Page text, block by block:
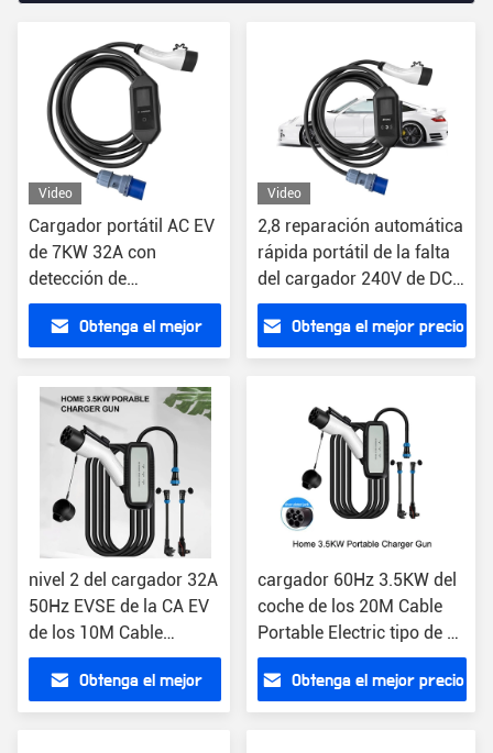
Video
Cargador portátil AC EV
de 7KW 32A con
detección de
temperatura y pantalla
de 2,8 pulgadas
Obtenga el mejor
Video
2,8 reparación automática
rápida portátil de la falta
del cargador 240V de DC
de la pantalla de
visualización de la
pulgada
Obtenga el mejor precio
nivel 2 del cargador 32A
50Hz EVSE de la CA EV
de los 10M Cable
Portable
Obtenga el mejor
cargador 60Hz 3.5KW del
coche de los 20M Cable
Portable Electric tipo de 16
amperios - 2
Obtenga el mejor precio